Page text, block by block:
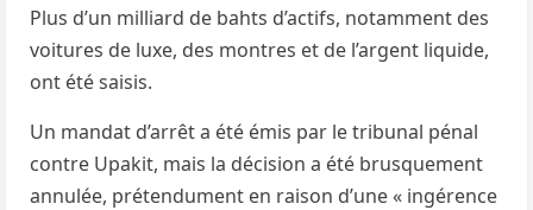
Plus d’un milliard de bahts d’actifs, notamment des
voitures de luxe, des montres et de l’argent liquide,
ont été saisis.
Un mandat d’arrêt a été émis par le tribunal pénal
contre Upakit, mais la décision a été brusquement
annulée, prétendument en raison d’une « ingérence